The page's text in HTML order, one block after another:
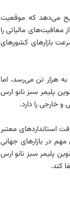
می‌دهد که موقعیت
معافیت‌های مالیاتی را
بازارهای کشورهای
هزار تن می‌رسد، اما
می‌کند که نوین پلیمر سبز نانو ارس
خارجی را دارد.
استانداردهای معتبر
در بازارهای جهانی
پلیمر سبز نانو ارس
کند.